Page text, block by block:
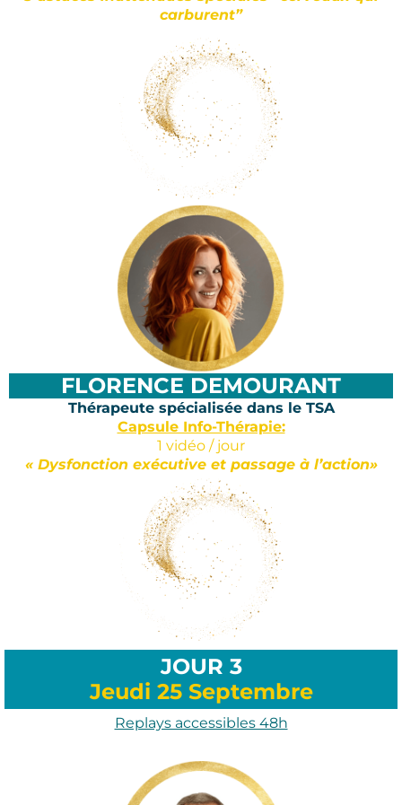
carburent”
FLORENCE DEMOURANT
Thérapeute spécialisée dans le TSA
Capsule Info-Thérapie:
1 vidéo / jour
« Dysfonction exécutive et passage à l’action»
JOUR 3
Jeudi 25 Septembre
Replays accessibles 48h